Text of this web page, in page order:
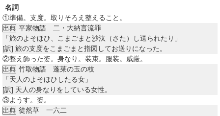
名詞
①準備。支度。取りそろえ整えること。
出典 平家物語 二・大納言流罪
「旅のよそほひ、こまごまと沙汰（さた）し送られたり」
[訳] 旅の支度をこまごまと指図してお送りになった。
②整え飾った姿。身なり。装束。服装。威厳。
出典 竹取物語 蓬莱の玉の枝
「天人のよそほひしたる女」
[訳] 天人の身なりをしている女性。
③ようす。姿。
出典 徒然草 一六二